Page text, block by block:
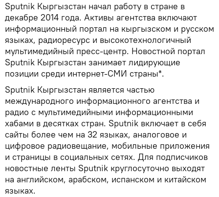
Sputnik Кыргызстан начал работу в стране в
декабре 2014 года. Активы агентства включают
информационный портал на кыргызском и русском
языках, радиоресурс и высокотехнологичный
мультимедийный пресс-центр. Новостной портал
Sputnik Кыргызстан занимает лидирующие
позиции среди интернет-СМИ страны*.
Sputnik Кыргызстан является частью
международного информационного агентства и
радио с мультимедийными информационными
хабами в десятках стран. Sputnik включает в себя
сайты более чем на 32 языках, аналоговое и
цифровое радиовещание, мобильные приложения
и страницы в социальных сетях. Для подписчиков
новостные ленты Sputnik круглосуточно выходят
на английском, арабском, испанском и китайском
языках.